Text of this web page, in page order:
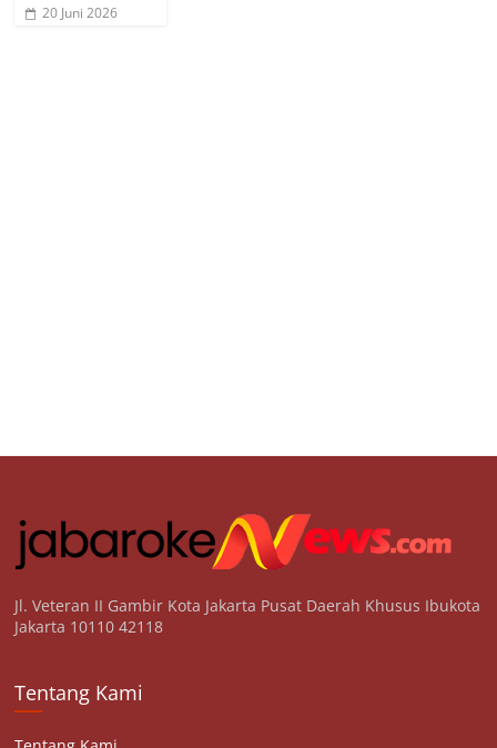
20 Juni 2026
Jl. Veteran II Gambir Kota Jakarta Pusat Daerah Khusus Ibukota
Jakarta 10110 42118
Tentang Kami